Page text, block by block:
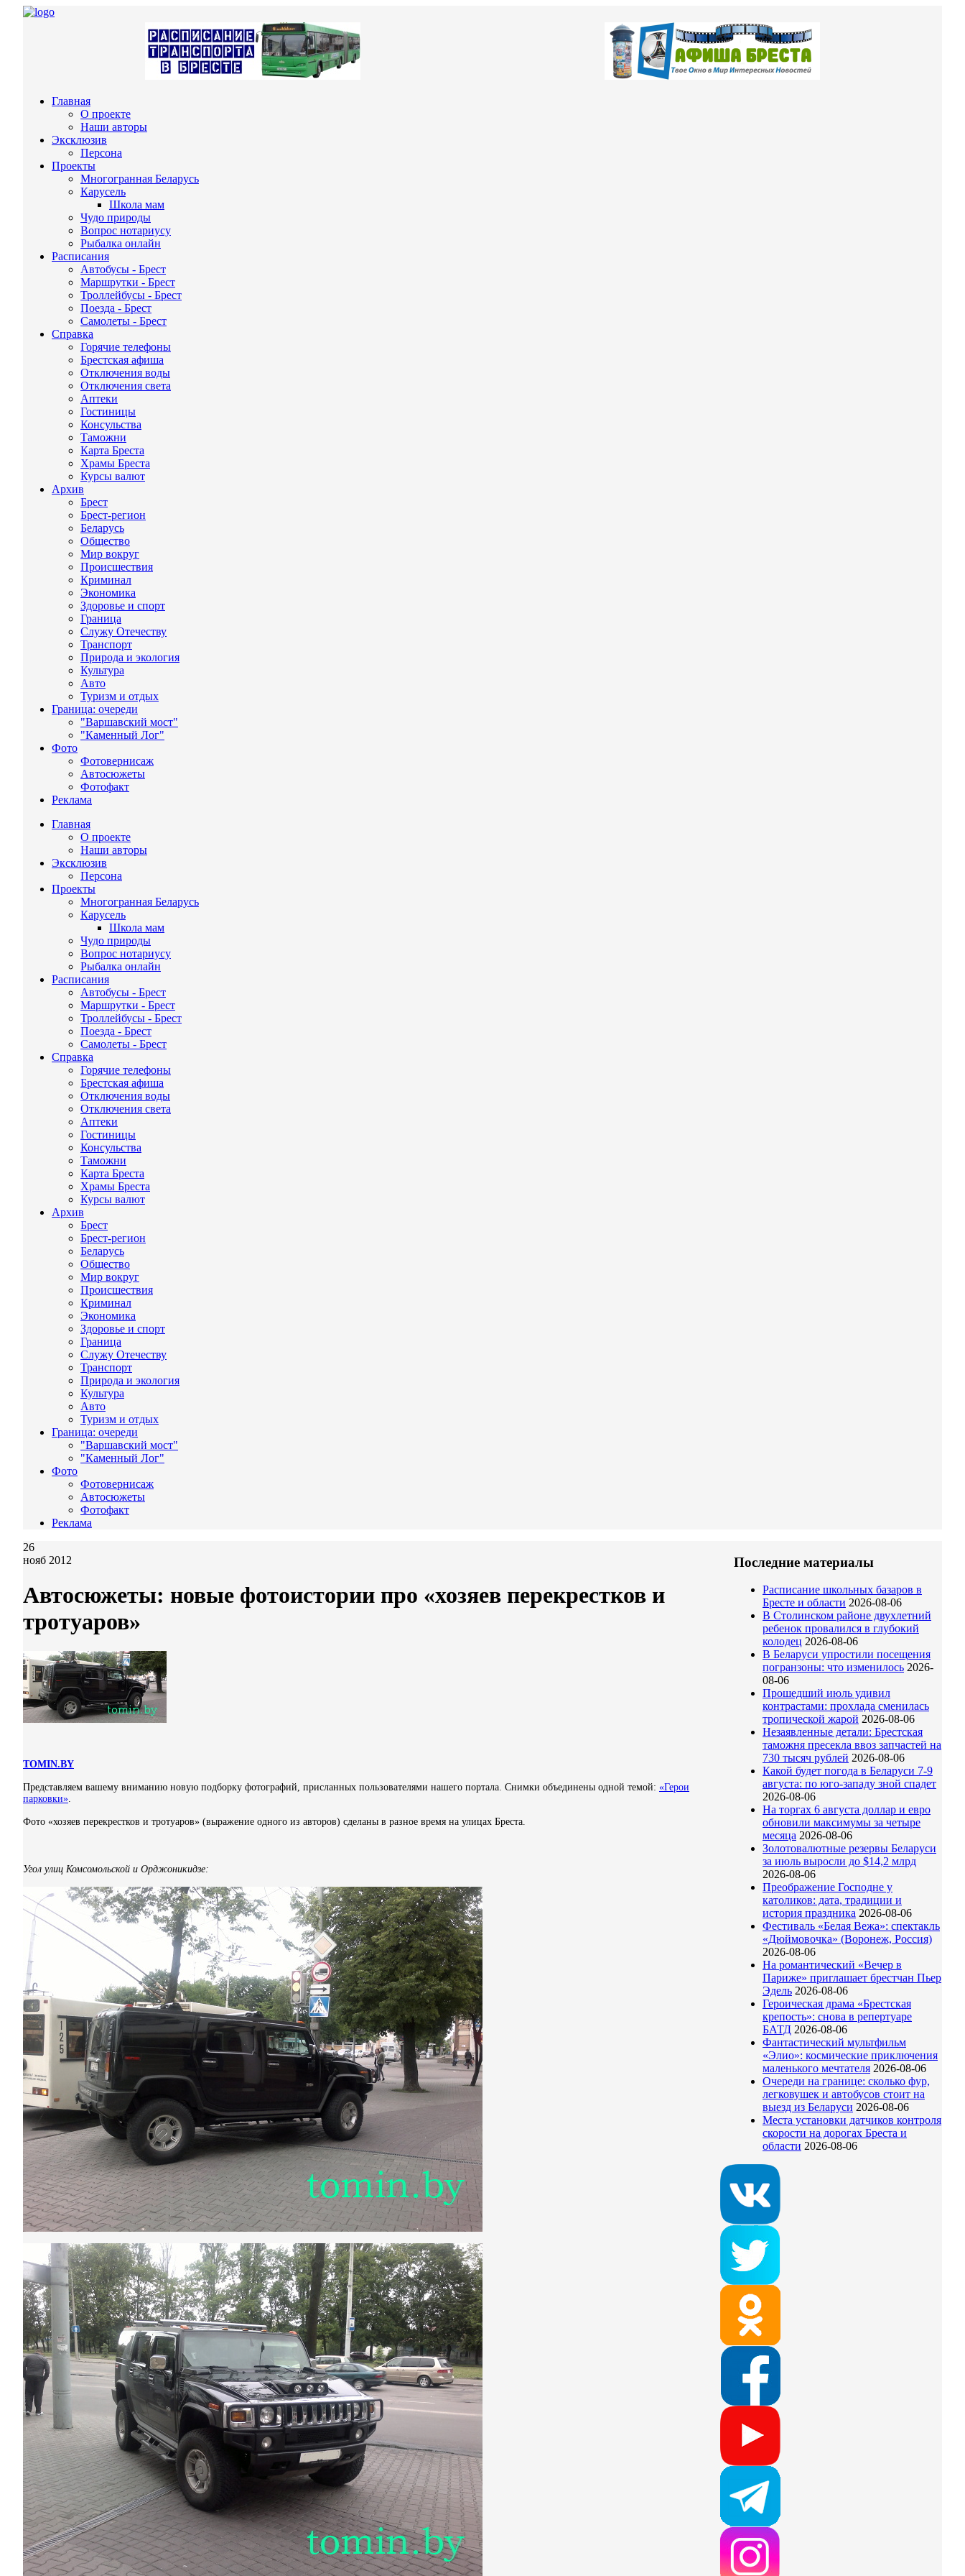
Главная
О проекте
Наши авторы
Эксклюзив
Персона
Проекты
Многогранная Беларусь
Карусель
Школа мам
Чудо природы
Вопрос нотариусу
Рыбалка онлайн
Расписания
Автобусы - Брест
Маршрутки - Брест
Троллейбусы - Брест
Поезда - Брест
Самолеты - Брест
Справка
Горячие телефоны
Брестская афиша
Отключения воды
Отключения света
Аптеки
Гостиницы
Консульства
Таможни
Карта Бреста
Храмы Бреста
Курсы валют
Архив
Брест
Брест-регион
Беларусь
Общество
Мир вокруг
Происшествия
Криминал
Экономика
Здоровье и спорт
Граница
Служу Отечеству
Транспорт
Природа и экология
Культура
Авто
Туризм и отдых
Граница: очереди
"Варшавский мост"
"Каменный Лог"
Фото
Фотовернисаж
Автосюжеты
Фотофакт
Реклама
Главная
О проекте
Наши авторы
Эксклюзив
Персона
Проекты
Многогранная Беларусь
Карусель
Школа мам
Чудо природы
Вопрос нотариусу
Рыбалка онлайн
Расписания
Автобусы - Брест
Маршрутки - Брест
Троллейбусы - Брест
Поезда - Брест
Самолеты - Брест
Справка
Горячие телефоны
Брестская афиша
Отключения воды
Отключения света
Аптеки
Гостиницы
Консульства
Таможни
Карта Бреста
Храмы Бреста
Курсы валют
Архив
Брест
Брест-регион
Беларусь
Общество
Мир вокруг
Происшествия
Криминал
Экономика
Здоровье и спорт
Граница
Служу Отечеству
Транспорт
Природа и экология
Культура
Авто
Туризм и отдых
Граница: очереди
"Варшавский мост"
"Каменный Лог"
Фото
Фотовернисаж
Автосюжеты
Фотофакт
Реклама
26
нояб 2012
Автосюжеты: новые фотоистории про «хозяев перекрестков и
тротуаров»
TOMIN.BY
Представляем вашему вниманию новую подборку фотографий, присланных пользователями нашего портала. Снимки объединены одной темой: «Герои
парковки»
Фото «хозяев перекрестков и тротуаров» (выражение одного из авторов) сделаны в разное время на улицах Бреста.
Угол улиц Комсомольской и Орджоникидзе:
Последние материалы
Расписание школьных базаров в
Бресте и области 2026-08-06
В Столинском районе двухлетний
ребенок провалился в глубокий
колодец 2026-08-06
В Беларуси упростили посещения
погранзоны: что изменилось 2026-
08-06
Прошедший июль удивил
контрастами: прохлада сменилась
тропической жарой 2026-08-06
Незаявленные детали: Брестская
таможня пресекла ввоз запчастей на
730 тысяч рублей 2026-08-06
Какой будет погода в Беларуси 7-9
августа: по юго-западу зной спадет
2026-08-06
На торгах 6 августа доллар и евро
обновили максимумы за четыре
месяца 2026-08-06
Золотовалютные резервы Беларуси
за июль выросли до $14,2 млрд
2026-08-06
Преображение Господне у
католиков: дата, традиции и
история праздника 2026-08-06
Фестиваль «Белая Вежа»: спектакль
«Дюймовочка» (Воронеж, Россия)
2026-08-06
На романтический «Вечер в
Париже» приглашает брестчан Пьер
Эдель 2026-08-06
Героическая драма «Брестская
крепость»: снова в репертуаре
БАТД 2026-08-06
Фантастический мультфильм
«Элио»: космические приключения
маленького мечтателя 2026-08-06
Очереди на границе: сколько фур,
легковушек и автобусов стоит на
выезд из Беларуси 2026-08-06
Места установки датчиков контроля
скорости на дорогах Бреста и
области 2026-08-06